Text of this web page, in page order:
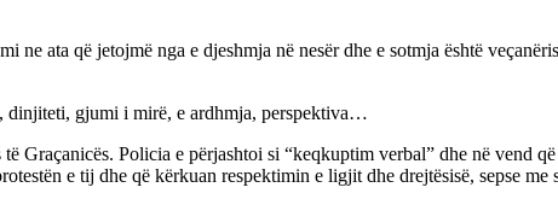
ata që jetojmë nga e djeshmja në nesër dhe e sotmja është
dinjiteti, gjumi i mirë, e ardhmja, perspektiva…
Policia e përjashtoi si “keqkuptim verbal” dhe në vend
e tij dhe që kërkuan respektimin e ligjit dhe drejtësisë, sepse